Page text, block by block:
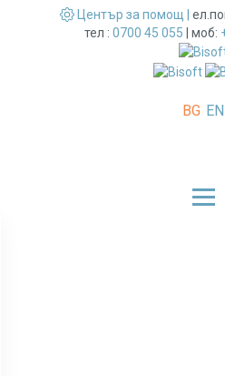
Център за помощ |
тел : 0700 45 055 моб:
BG EN